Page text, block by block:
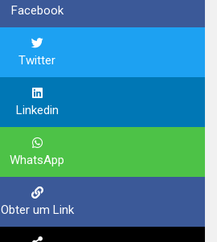
Facebook
Twitter
Linkedin
WhatsApp
Obter um Link